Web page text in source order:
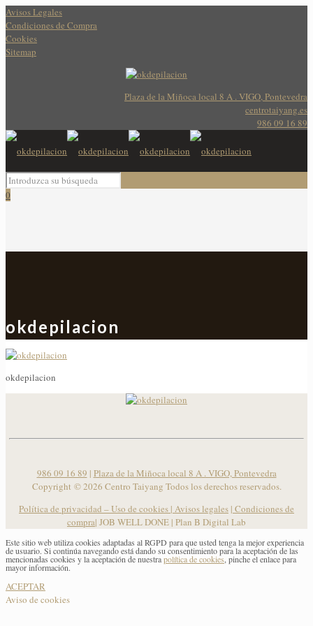
Avisos Legales
Condiciones de Compra
Cookies
Sitemap
Plaza de la Miñoca local 8 A . VIGO, Pontevedra
centrotaiyang.es
986 09 16 89
0
okdepilacion
okdepilacion
986 09 16 89 | Plaza de la Miñoca local 8 A . VIGO, Pontevedra
Copyright ©2026 Centro Taiyang Todos los derechos reservados.
Política de privacidad – Uso de cookies | Avisos legales | Condiciones de
compra| JOB WELL DONE | Plan B Digital Lab
Este sitio web utiliza cookies adaptadas al RGPD para que usted tenga la mejor experiencia
de usuario. Si continúa navegando está dando su consentimiento para la aceptación de las
mencionadas cookies y la aceptación de nuestrapolítica de cookies , pinche el enlace para
mayor información.
ACEPTAR
Aviso de cookies